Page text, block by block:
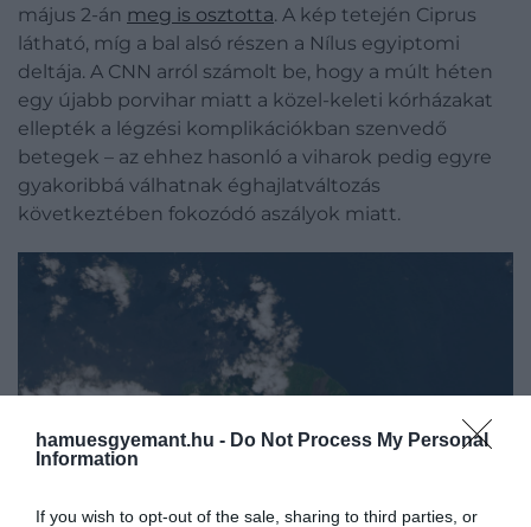
hamuesgyemant.hu - Do Not Process My Personal
Information
If you wish to opt-out of the sale, sharing to third parties, or
május 2-án meg is osztotta. A kép tetején Ciprus
látható, míg a bal alsó részen a Nílus egyiptomi
deltája. A CNN arról számolt be, hogy a múlt héten
egy újabb porvihar miatt a közel-keleti kórházakat
ellepték a légzési komplikációkban szenvedő
betegek – az ehhez hasonló a viharok pedig egyre
gyakoribbá válhatnak éghajlatváltozás
következtében fokozódó aszályok miatt.